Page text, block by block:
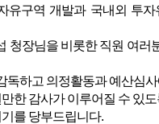
구역 개발과 국내외 투
장님을 비롯한 직원 여
하고 의정활동과 예산심
한 감사가 이루어질 수 있
를 당부드립니다.